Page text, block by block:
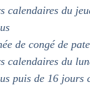
calendaires du
de congé de
calendaires du
puis de 16 jours